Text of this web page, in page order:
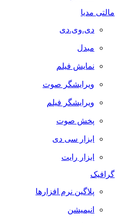
مالتی مدیا
دی.وی.دی
مبدل
نمایش فیلم
ویرایشگر صوت
ویرایشگر فیلم
پخش صوت
ابزار سی دی
ابزار رایت
گرافیک
پلاگین نرم افزارها
انیمیشن